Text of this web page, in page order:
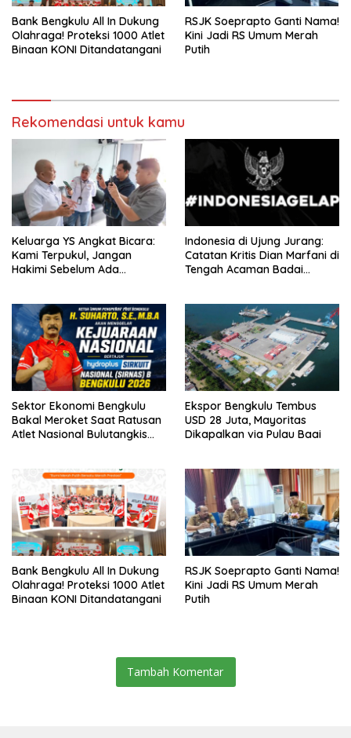
Bank Bengkulu All In Dukung
Olahraga! Proteksi 1000 Atlet
Binaan KONI Ditandatangani
RSJK Soeprapto Ganti Nama!
Kini Jadi RS Umum Merah
Putih
Rekomendasi untuk kamu
Keluarga YS Angkat Bicara:
Kami Terpukul, Jangan
Hakimi Sebelum Ada
Indonesia di Ujung Jurang:
Catatan Kritis Dian Marfani di
Tengah Acaman Badai
Sektor Ekonomi Bengkulu
Bakal Meroket Saat Ratusan
Atlet Nasional Bulutangkis
Ekspor Bengkulu Tembus
USD 28 Juta, Mayoritas
Dikapalkan via Pulau Baai
Bank Bengkulu All In Dukung
Olahraga! Proteksi 1000 Atlet
Binaan KONI Ditandatangani
RSJK Soeprapto Ganti Nama!
Kini Jadi RS Umum Merah
Putih
Tambah Komentar